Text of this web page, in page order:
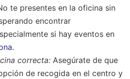
te presentes en la oficina sin
encontrar
si hay eventos en
.
correcta: Asegúrate de que
de recogida en el centro y